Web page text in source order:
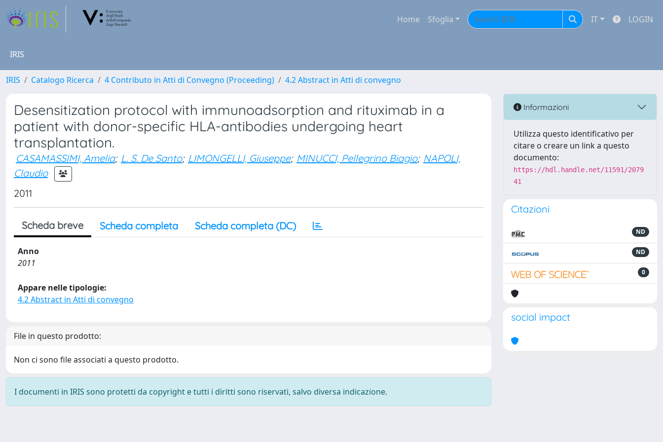
Home Sfoglia IT LOGIN
IRIS
IRIS Catalogo Ricerca 4 Contributo in Atti di Convegno (Proceeding) 4.2 Abstract in Atti di convegno
Desensitization protocol with immunoadsorption and rituximab in a
patient with donor-specific HLA-antibodies undergoing heart
transplantation.
CASAMASSIMI, Amelia; L. S. De Santo; LIMONGELLI, Giuseppe; MINUCCI, Pellegrino Biagio; NAPOLI,
Claudio
2011
Scheda breve Scheda completa Scheda completa (DC)
Anno
2011
Appare nelle tipologie:
4.2 Abstract in Atti di convegno
File in questo prodotto:
Non ci sono file associati a questo prodotto.
I documenti in IRIS sono protetti da copyright e tutti i diritti sono riservati, salvo diversa indicazione.
Informazioni
Utilizza questo identificativo per
citare o creare un link a questo
documento:
https://hdl.handle.net/11591/2079
41
Citazioni
ND
ND
0
social impact